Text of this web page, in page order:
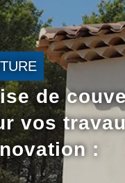
de
vos
: